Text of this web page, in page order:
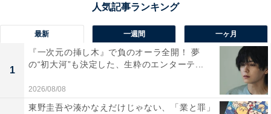
不所持であることを知ってしまい——。
最新 一週間 一ヶ月
1
『一次元の挿し木』で負のオーラ全開！ 夢
の“初大河”も決定した、生粋のエンターテ...
2026/08/08
東野圭吾や湊かなえだけじゃない、「業と罪」